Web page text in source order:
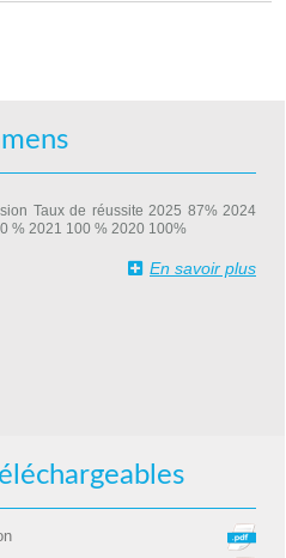
Taux de réussite 2025 87% 2024
% 2021 100 % 2020 100%
En savoir plus